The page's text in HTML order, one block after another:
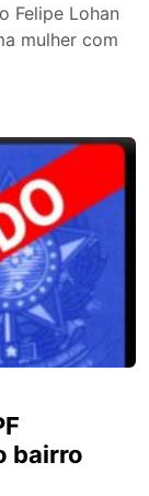
Felipe Lohan
mulher com
bairro